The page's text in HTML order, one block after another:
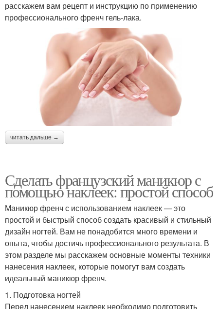
расскажем вам рецепт и инструкцию по применению
профессионального френч гель-лака.
читать дальше →
Сделать французский маникюр с
помощью наклеек: простой способ
Маникюр френч с использованием наклеек — это
простой и быстрый способ создать красивый и стильный
дизайн ногтей. Вам не понадобится много времени и
опыта, чтобы достичь профессионального результата. В
этом разделе мы расскажем основные моменты техники
нанесения наклеек, которые помогут вам создать
идеальный маникюр френч.
1. Подготовка ногтей
Перед нанесением наклеек необходимо подготовить